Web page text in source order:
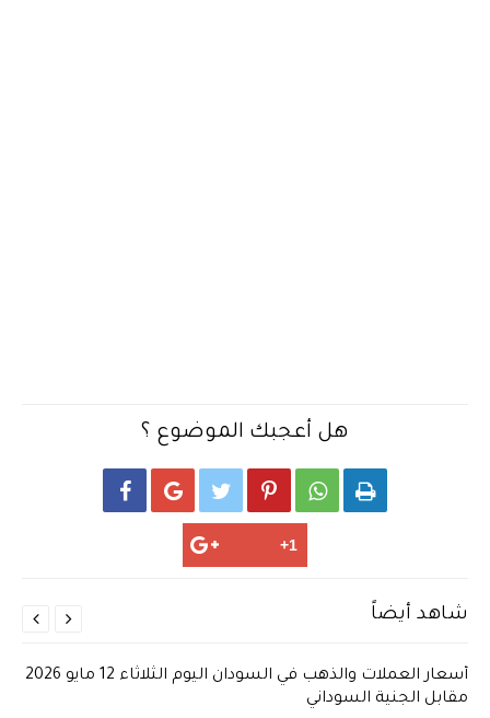
هل أعجبك الموضوع ؟
     
شاهد أيضاً
أسعار العملات والذهب في السودان اليوم الثلاثاء 12 مايو 2026
مقابل الجنية السوداني

